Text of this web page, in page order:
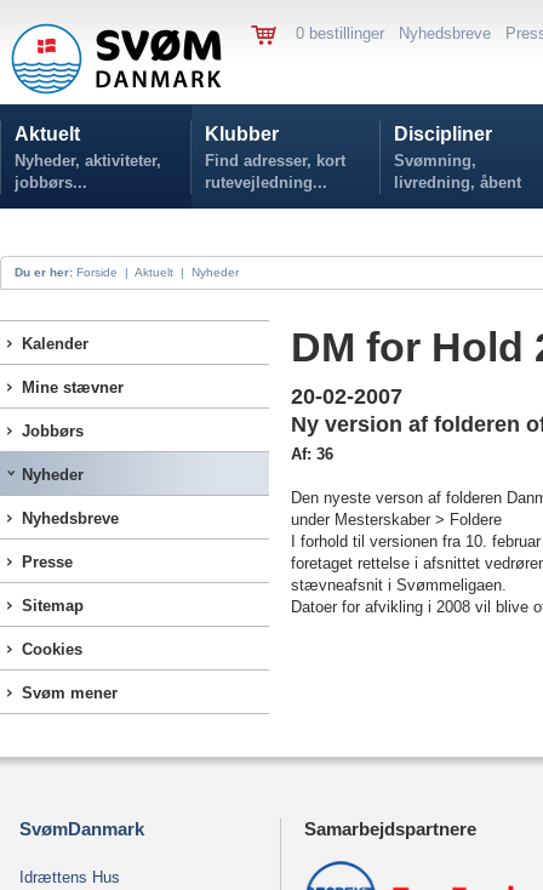
0 bestillinger Nyhedsbreve
Aktuelt
Nyheder, aktiviteter,
jobbørs...
Klubber
Find adresser, kort
rutevejledning...
Discipliner
Svømning,
livredning, åbent
vand...
Du er her: Forside | Aktuelt | Nyheder
Kalender
Mine stævner
Jobbørs
Nyheder
Nyhedsbreve
Presse
Sitemap
Cookies
Svøm mener
DM for Hold
20-02-2007
Ny version af folderen
Af: 36
Den nyeste verson af folderen
under Mesterskaber > Foldere
I forhold til versionen fra 10.
foretaget rettelse i afsnittet
stævneafsnit i Svømmeligaen.
Datoer for afvikling i 2008 vil blive
SvømDanmark
Idrættens Hus
Samarbejdspartnere